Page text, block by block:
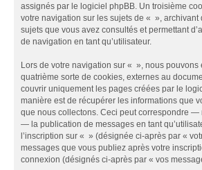
assignés par le logiciel phpBB. Un troisième
votre navigation sur les sujets de « », archivant
sujets que vous avez consultés et permettant
de navigation en tant qu’utilisateur.
Lors de votre navigation sur « », nous pouvons
quatrième sorte de cookies, externes au
couvrir uniquement les pages créées par le
manière est de récupérer les informations que
que nous collectons. Ceci peut correspondre —
— la publication de messages en tant
l’inscription sur « » (désignée ci-après par «
messages que vous publiez après votre
connexion (désignés ci-après par « vos